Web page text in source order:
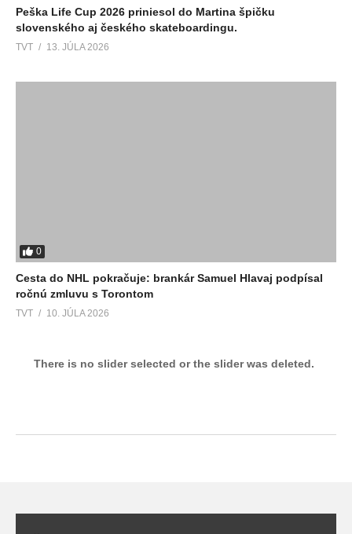
Peška Life Cup 2026 priniesol do Martina špičku
slovenského aj českého skateboardingu.
TVT 13. JÚLA 2026
0
Cesta do NHL pokračuje: brankár Samuel Hlavaj podpísal
ročnú zmluvu s Torontom
TVT 10. JÚLA 2026
There is no slider selected or the slider was deleted.